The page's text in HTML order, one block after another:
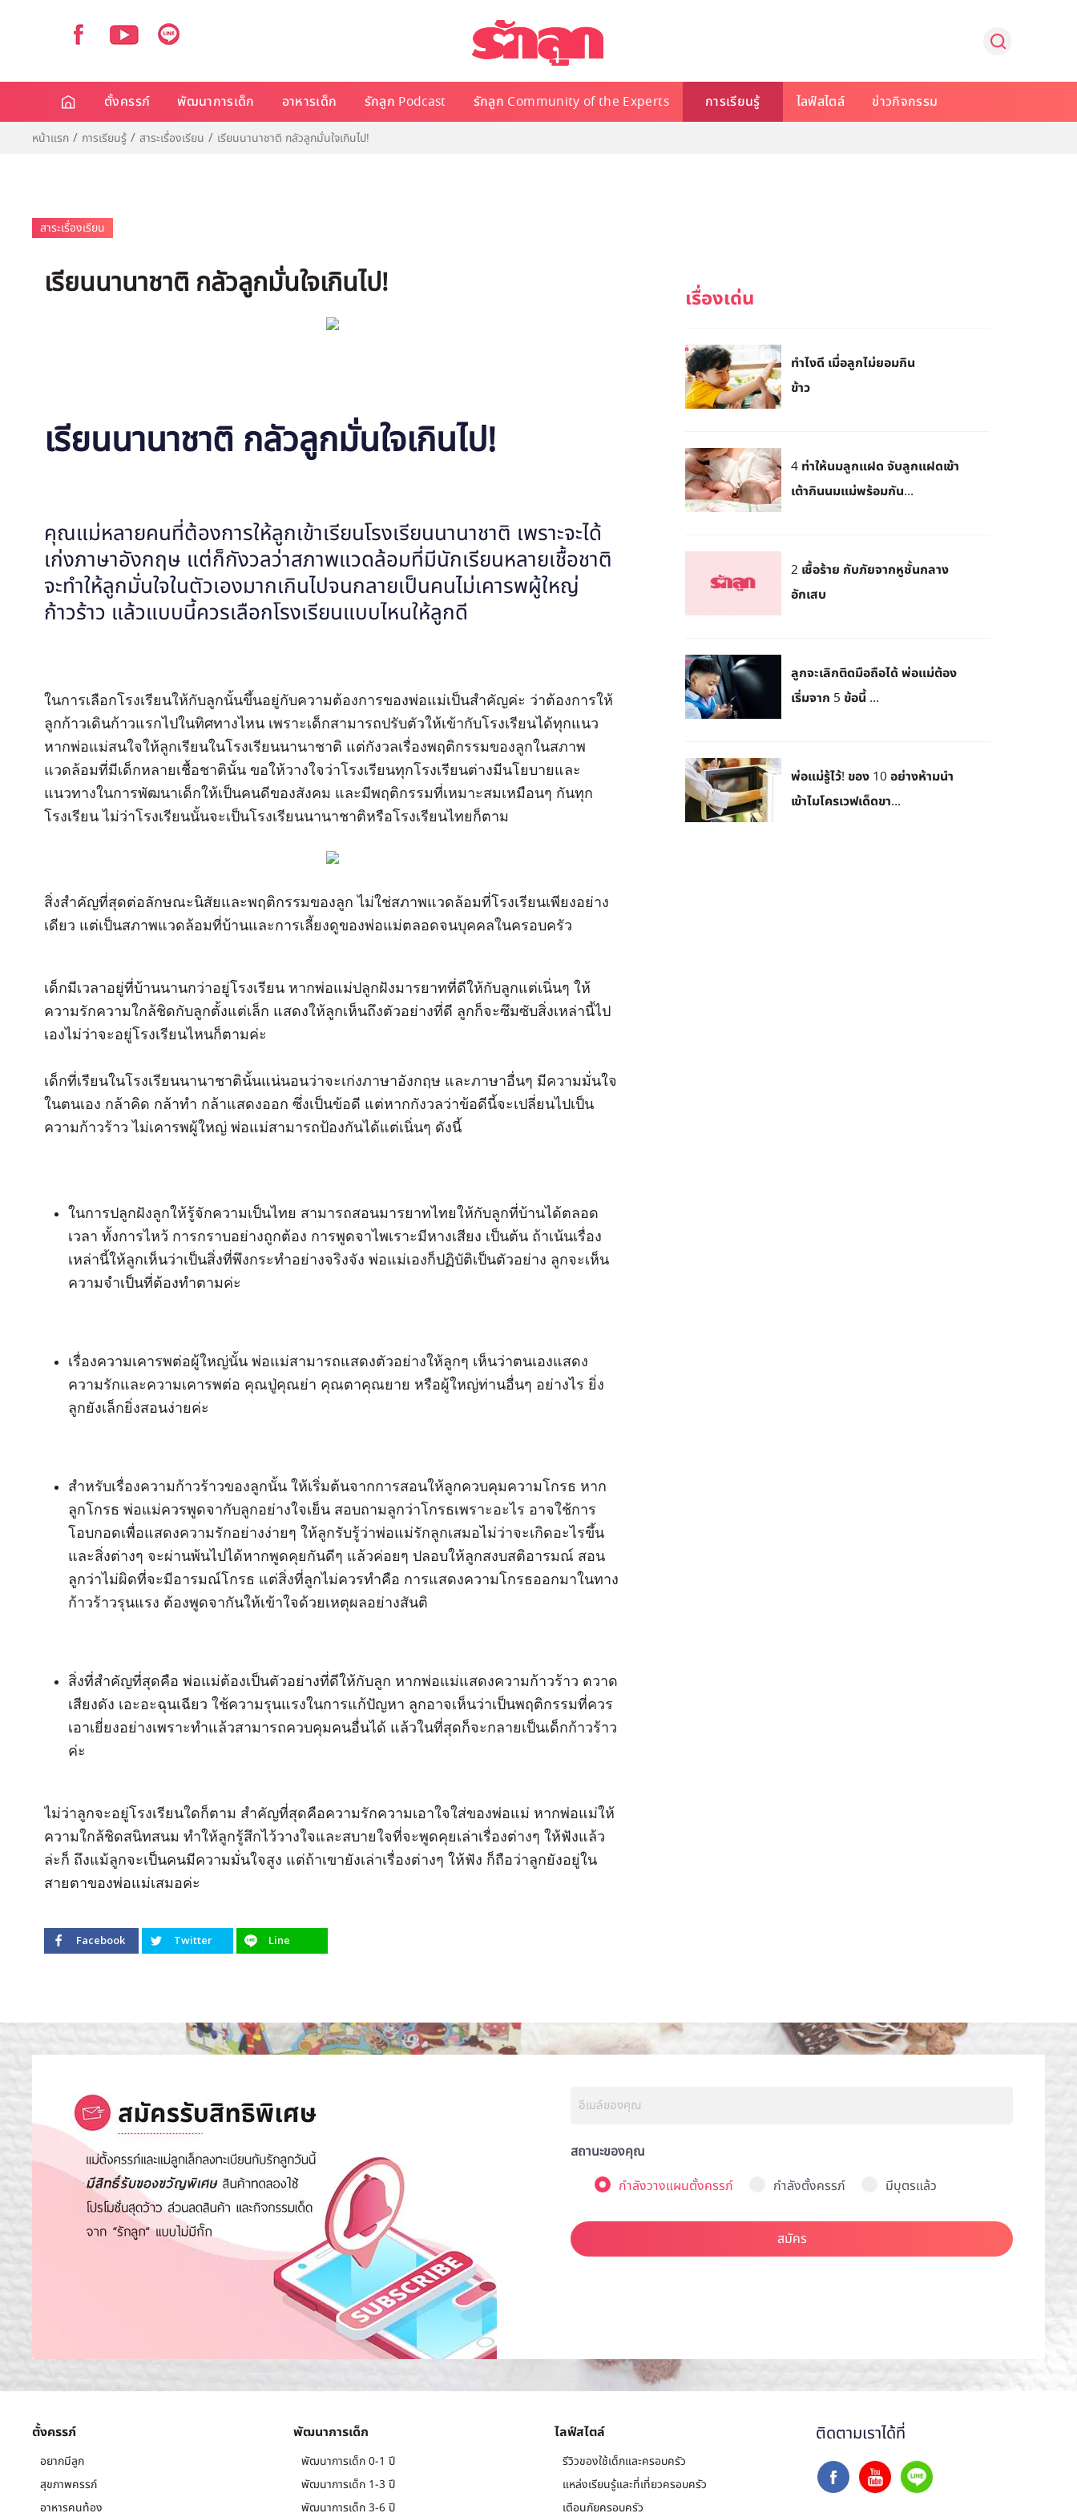
ตั้งครรภ์ พัฒนาการเด็ก อาหารเด็ก รักลูก Podcast รักลูก Community of the Experts การเรียนรู้ ไลฟ์สไตล์ ข่าวกิจกรรม
หน้าแรก การเรียนรู้ สาระเรื่องเรียน เรียนนานาชาติ กลัวลูกมั่นใจเกินไป!
สาระเรื่องเรียน
เรียนนานาชาติ กลัวลูกมั่นใจเกินไป!
เรียนนานาชาติ กลัวลูกมั่นใจเกินไป!
คุณแม่หลายคนที่ต้องการให้ลูกเข้าเรียนโรงเรียนนานาชาติ เพราะจะได้
เก่งภาษาอังกฤษ แต่ก็กังวลว่าสภาพแวดล้อมที่มีนักเรียนหลายเชื้อชาติ
จะทำให้ลูกมั่นใจในตัวเองมากเกินไปจนกลายเป็นคนไม่เคารพผู้ใหญ่
ก้าวร้าว แล้วแบบนี้ควรเลือกโรงเรียนแบบไหนให้ลูกดี
ในการเลือกโรงเรียนให้กับลูกนั้นขึ้นอยู่กับความต้องการของพ่อแม่เป็นสำคัญค่ะ ว่าต้องการให้
ลูกก้าวเดินก้าวแรกไปในทิศทางไหน เพราะเด็กสามารถปรับตัวให้เข้ากับโรงเรียนได้ทุกแนว
หากพ่อแม่สนใจให้ลูกเรียนในโรงเรียนนานาชาติ แต่กังวลเรื่องพฤติกรรมของลูกในสภาพ
แวดล้อมที่มีเด็กหลายเชื้อชาตินั้น ขอให้วางใจว่าโรงเรียนทุกโรงเรียนต่างมีนโยบายและ
แนวทางในการพัฒนาเด็กให้เป็นคนดีของสังคม และมีพฤติกรรมที่เหมาะสมเหมือนๆ กันทุก
โรงเรียน ไม่ว่าโรงเรียนนั้นจะเป็นโรงเรียนนานาชาติหรือโรงเรียนไทยก็ตาม
สิ่งสำคัญที่สุดต่อลักษณะนิสัยและพฤติกรรมของลูก ไม่ใช่สภาพแวดล้อมที่โรงเรียนเพียงอย่าง
เดียว แต่เป็นสภาพแวดล้อมที่บ้านและการเลี้ยงดูของพ่อแม่ตลอดจนบุคคลในครอบครัว
เด็กมีเวลาอยู่ที่บ้านนานกว่าอยู่โรงเรียน หากพ่อแม่ปลูกฝังมารยาทที่ดีให้กับลูกแต่เนิ่นๆ ให้
ความรักความใกล้ชิดกับลูกตั้งแต่เล็ก แสดงให้ลูกเห็นถึงตัวอย่างที่ดี ลูกก็จะซึมซับสิ่งเหล่านี้ไป
เองไม่ว่าจะอยู่โรงเรียนไหนก็ตามค่ะ
เด็กที่เรียนในโรงเรียนนานาชาตินั้นแน่นอนว่าจะเก่งภาษาอังกฤษ และภาษาอื่นๆ มีความมั่นใจ
ในตนเอง กล้าคิด กล้าทำ กล้าแสดงออก ซึ่งเป็นข้อดี แต่หากกังวลว่าข้อดีนี้จะเปลี่ยนไปเป็น
ความก้าวร้าว ไม่เคารพผู้ใหญ่ พ่อแม่สามารถป้องกันได้แต่เนิ่นๆ ดังนี้
ในการปลูกฝังลูกให้รู้จักความเป็นไทย สามารถสอนมารยาทไทยให้กับลูกที่บ้านได้ตลอด
เวลา ทั้งการไหว้ การกราบอย่างถูกต้อง การพูดจาไพเราะมีหางเสียง เป็นต้น ถ้าเน้นเรื่อง
เหล่านี้ให้ลูกเห็นว่าเป็นสิ่งที่พึงกระทำอย่างจริงจัง พ่อแม่เองก็ปฏิบัติเป็นตัวอย่าง ลูกจะเห็น
ความจำเป็นที่ต้องทำตามค่ะ
เรื่องความเคารพต่อผู้ใหญ่นั้น พ่อแม่สามารถแสดงตัวอย่างให้ลูกๆ เห็นว่าตนเองแสดง
ความรักและความเคารพต่อ คุณปู่คุณย่า คุณตาคุณยาย หรือผู้ใหญ่ท่านอื่นๆ อย่างไร ยิ่ง
ลูกยังเล็กยิ่งสอนง่ายค่ะ
สำหรับเรื่องความก้าวร้าวของลูกนั้น ให้เริ่มต้นจากการสอนให้ลูกควบคุมความโกรธ หาก
ลูกโกรธ พ่อแม่ควรพูดจากับลูกอย่างใจเย็น สอบถามลูกว่าโกรธเพราะอะไร อาจใช้การ
โอบกอดเพื่อแสดงความรักอย่างง่ายๆ ให้ลูกรับรู้ว่าพ่อแม่รักลูกเสมอไม่ว่าจะเกิดอะไรขึ้น
และสิ่งต่างๆ จะผ่านพ้นไปได้หากพูดคุยกันดีๆ แล้วค่อยๆ ปลอบให้ลูกสงบสติอารมณ์ สอน
ลูกว่าไม่ผิดที่จะมีอารมณ์โกรธ แต่สิ่งที่ลูกไม่ควรทำคือ การแสดงความโกรธออกมาในทาง
ก้าวร้าวรุนแรง ต้องพูดจากันให้เข้าใจด้วยเหตุผลอย่างสันติ
สิ่งที่สำคัญที่สุดคือ พ่อแม่ต้องเป็นตัวอย่างที่ดีให้กับลูก หากพ่อแม่แสดงความก้าวร้าว ตวาด
เสียงดัง เอะอะฉุนเฉียว ใช้ความรุนแรงในการแก้ปัญหา ลูกอาจเห็นว่าเป็นพฤติกรรมที่ควร
เอาเยี่ยงอย่างเพราะทำแล้วสามารถควบคุมคนอื่นได้ แล้วในที่สุดก็จะกลายเป็นเด็กก้าวร้าว
ค่ะ
ไม่ว่าลูกจะอยู่โรงเรียนใดก็ตาม สำคัญที่สุดคือความรักความเอาใจใส่ของพ่อแม่ หากพ่อแม่ให้
ความใกล้ชิดสนิทสนม ทำให้ลูกรู้สึกไว้วางใจและสบายใจที่จะพูดคุยเล่าเรื่องต่างๆ ให้ฟังแล้ว
ล่ะก็ ถึงแม้ลูกจะเป็นคนมีความมั่นใจสูง แต่ถ้าเขายังเล่าเรื่องต่างๆ ให้ฟัง ก็ถือว่าลูกยังอยู่ใน
สายตาของพ่อแม่เสมอค่ะ
Facebook Twitter Line
ทำไงดี เมื่อลูกไม่ยอมกิน
ข้าว
4 ท่าให้นมลูกแฝด จับลูกแฝดเข้า
เต้ากินนมแม่พร้อมกัน...
2 เชื้อร้าย กับภัยจากหูชั้นกลาง
อักเสบ
ลูกจะเลิกติดมือถือได้ พ่อแม่ต้อง
เริ่มจาก 5 ข้อนี้ ...
พ่อแม่รู้ไว้! ของ 10 อย่างห้ามนำ
เข้าไมโครเวฟเด็ดขา...
สถานะของคุณ
กำลังวางแผนตั้งครรภ์
กำลังตั้งครรภ์ มีบุตรแล้ว
สมัคร
ตั้งครรภ์
อยากมีลูก
สุขภาพครรภ์
อาหารคนท้อง
พัฒนาการเด็ก
พัฒนาการเด็ก 0-1 ปี
พัฒนาการเด็ก 1-3 ปี
พัฒนาการเด็ก 3-6 ปี
ไลฟ์สไตล์
รีวิวของใช้เด็กและครอบครัว
แหล่งเรียนรู้และที่เที่ยวครอบครัว
เตือนภัยครอบครัว
ติดตามเราได้ที่